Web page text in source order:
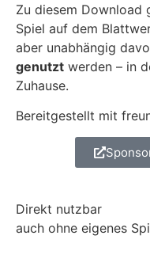
Zu diesem Download
Spiel auf dem
aber unabhängig
genutzt werden – in
Zuhause.
Bereitgestellt mit
Direkt nutzbar
auch ohne eigenes